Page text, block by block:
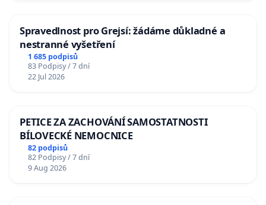
Spravedlnost pro Grejsí: žádáme důkladné a
nestranné vyšetření
1 685 podpisů
83 Podpisy / 7 dní
22 Jul 2026
PETICE ZA ZACHOVÁNÍ SAMOSTATNOSTI
BÍLOVECKÉ NEMOCNICE
82 podpisů
82 Podpisy / 7 dní
9 Aug 2026